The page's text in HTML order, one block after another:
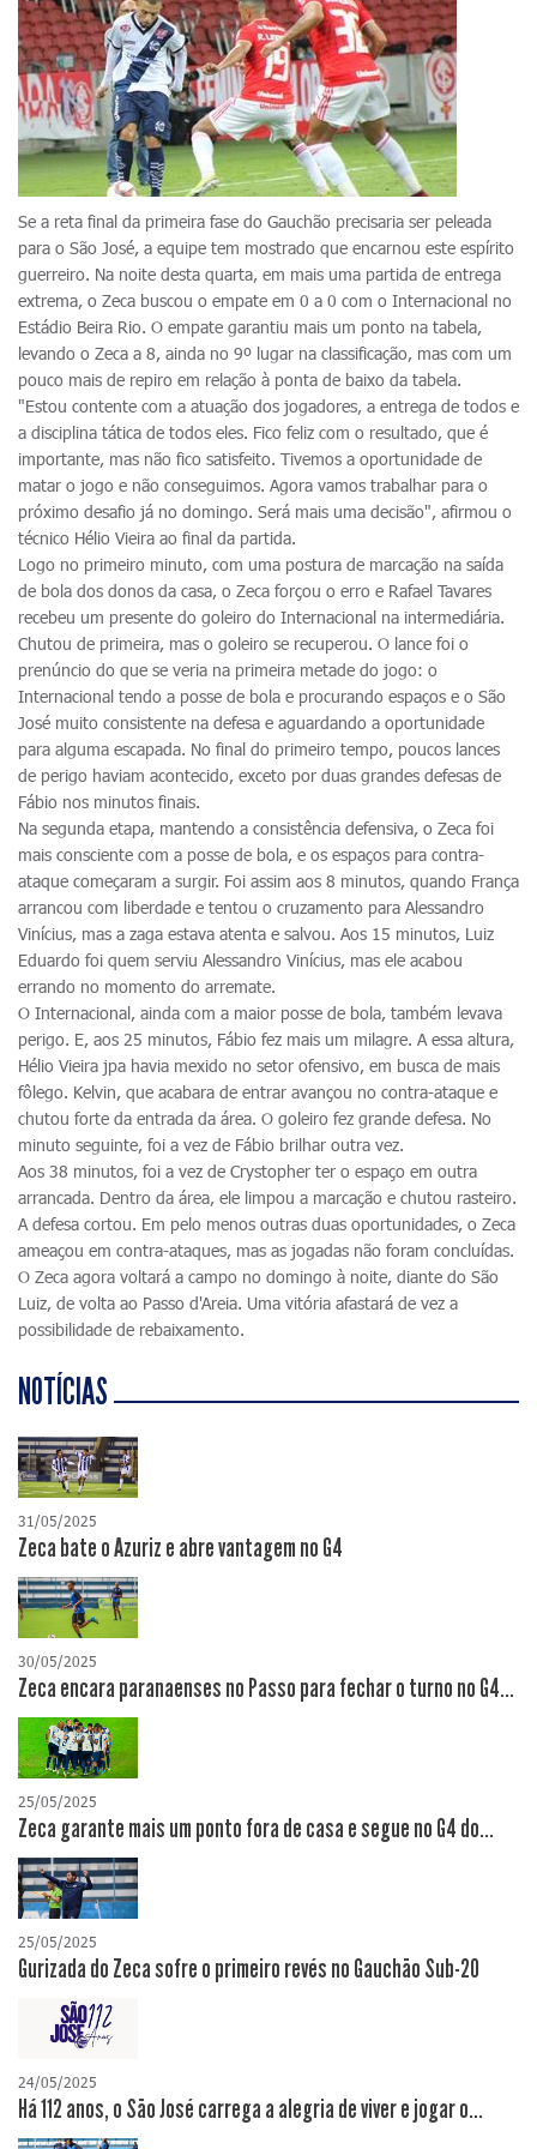
Se a reta final da primeira fase do Gauchão precisaria ser peleada
para o São José, a equipe tem mostrado que encarnou este espírito
guerreiro. Na noite desta quarta, em mais uma partida de entrega
extrema, o Zeca buscou o empate em 0 a 0 com o Internacional no
Estádio Beira Rio. O empate garantiu mais um ponto na tabela,
levando o Zeca a 8, ainda no 9º lugar na classificação, mas com um
pouco mais de repiro em relação à ponta de baixo da tabela.
"Estou contente com a atuação dos jogadores, a entrega de todos e
a disciplina tática de todos eles. Fico feliz com o resultado, que é
importante, mas não fico satisfeito. Tivemos a oportunidade de
matar o jogo e não conseguimos. Agora vamos trabalhar para o
próximo desafio já no domingo. Será mais uma decisão", afirmou o
técnico Hélio Vieira ao final da partida.
Logo no primeiro minuto, com uma postura de marcação na saída
de bola dos donos da casa, o Zeca forçou o erro e Rafael Tavares
recebeu um presente do goleiro do Internacional na intermediária.
Chutou de primeira, mas o goleiro se recuperou. O lance foi o
prenúncio do que se veria na primeira metade do jogo: o
Internacional tendo a posse de bola e procurando espaços e o São
José muito consistente na defesa e aguardando a oportunidade
para alguma escapada. No final do primeiro tempo, poucos lances
de perigo haviam acontecido, exceto por duas grandes defesas de
Fábio nos minutos finais.
Na segunda etapa, mantendo a consistência defensiva, o Zeca foi
mais consciente com a posse de bola, e os espaços para contra-
ataque começaram a surgir. Foi assim aos 8 minutos, quando França
arrancou com liberdade e tentou o cruzamento para Alessandro
Vinícius, mas a zaga estava atenta e salvou. Aos 15 minutos, Luiz
Eduardo foi quem serviu Alessandro Vinícius, mas ele acabou
errando no momento do arremate.
O Internacional, ainda com a maior posse de bola, também levava
perigo. E, aos 25 minutos, Fábio fez mais um milagre. A essa altura,
Hélio Vieira jpa havia mexido no setor ofensivo, em busca de mais
fôlego. Kelvin, que acabara de entrar avançou no contra-ataque e
chutou forte da entrada da área. O goleiro fez grande defesa. No
minuto seguinte, foi a vez de Fábio brilhar outra vez.
Aos 38 minutos, foi a vez de Crystopher ter o espaço em outra
arrancada. Dentro da área, ele limpou a marcação e chutou rasteiro.
A defesa cortou. Em pelo menos outras duas oportunidades, o Zeca
ameaçou em contra-ataques, mas as jogadas não foram concluídas.
O Zeca agora voltará a campo no domingo à noite, diante do São
Luiz, de volta ao Passo d'Areia. Uma vitória afastará de vez a
possibilidade de rebaixamento.
NOTÍCIAS
31/05/2025
Zeca bate o Azuriz e abre vantagem no G4
30/05/2025
Zeca encara paranaenses no Passo para fechar o turno no G4...
25/05/2025
Zeca garante mais um ponto fora de casa e segue no G4 do...
25/05/2025
Gurizada do Zeca sofre o primeiro revés no Gauchão Sub-20
24/05/2025
Há 112 anos, o São José carrega a alegria de viver e jogar o...